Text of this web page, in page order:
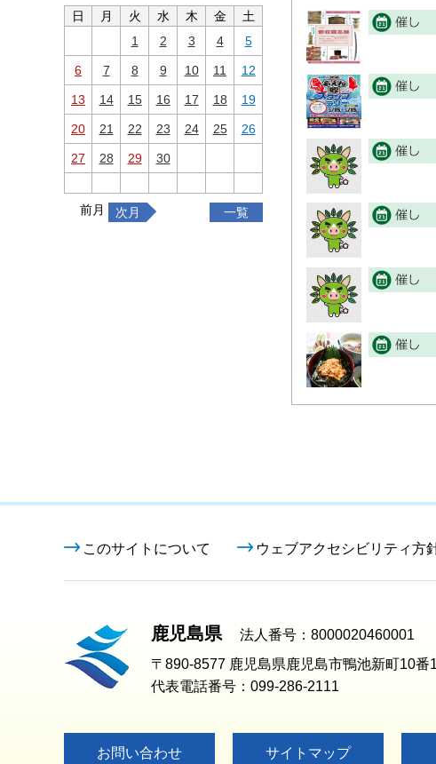
日 月 火 水 木 金
土
1
2 3 4 5
6 7 8 9 10 11 12
13 14 15 16 17 18 19
20 21 22 23 24 25 26
27 28 29 30
前月 一覧
次月
このサイトについて ウェブアクセシビリティ方
鹿児島県
法人番号：8000020460001
〒890-8577 鹿児島県鹿児島市鴨池新町10番
代表電話番号：099-286-2111
お問い合わせ サイトマップ